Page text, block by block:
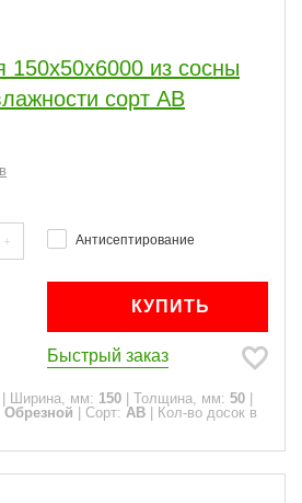
150x50x6000 из сосны
сорт АВ
Антисептирование
КУПИТЬ
Быстрый заказ
Ширина, мм: 150 Толщина, мм: 50
Обрезной Сорт: АВ
Кол-во досок в